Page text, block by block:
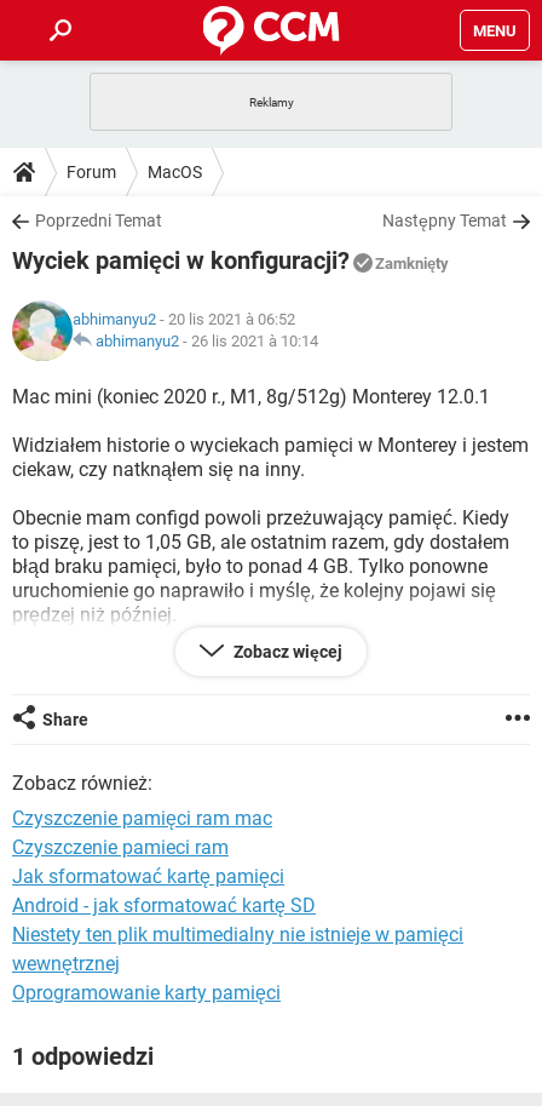
MENU
GRY
SPOTIFY
INSTAGRAM FACEBOOK
WINDOWS 10
PORADY
PlayStation
INSTAGRAM FACEBOOK
WINDOWS 10
DO POBRANIA
ANDROID TIKTOK
GRY
IOS NETFLIX
INSTAGRAM FACEBOOK
FORUM
COVID-19 TIKTOK
GRY
SPOTIFY NETFLIX
INSTAGRAM FACEBOOK
ARTYKUŁY
COVID-19 TIKTOK
SPOTIFY NETFLIX
INSTAGRAM FACEBOOK
WINDOWS 10
Forum MacOS
Poprzedni Temat Następny Temat
Wyciek pamięci w konfiguracji? Zamknięty
abhimanyu2 - 20 lis 2021 à 06:52
abhimanyu2 - 26 lis 2021 à 10:14
Mac mini (koniec 2020 r., M1, 8g/512g) Monterey 12.0.1
Widziałem historie o wyciekach pamięci w Monterey i jestem
ciekaw, czy natknąłem się na inny.
Obecnie mam configd powoli przeżuwający pamięć. Kiedy
to piszę, jest to 1,05 GB, ale ostatnim razem, gdy dostałem
błąd braku pamięci, było to ponad 4 GB. Tylko ponowne
uruchomienie go naprawiło i myślę, że kolejny pojawi się
prędzej niż później.
Nie mam w mojej konfiguracji nic dziwnego, o czym wiem,
Komentarze, przemyślenia? Czy to znany problem z
Dziękuję!
Zobacz więcej
Share
Zobacz również:
Czyszczenie pamięci ram mac
Czyszczenie pamieci ram
Jak sformatować kartę pamięci
Android - jak sformatować kartę SD
Niestety ten plik multimedialny nie istnieje w pamięci
wewnętrznej
Oprogramowanie karty pamięci
1 odpowiedzi